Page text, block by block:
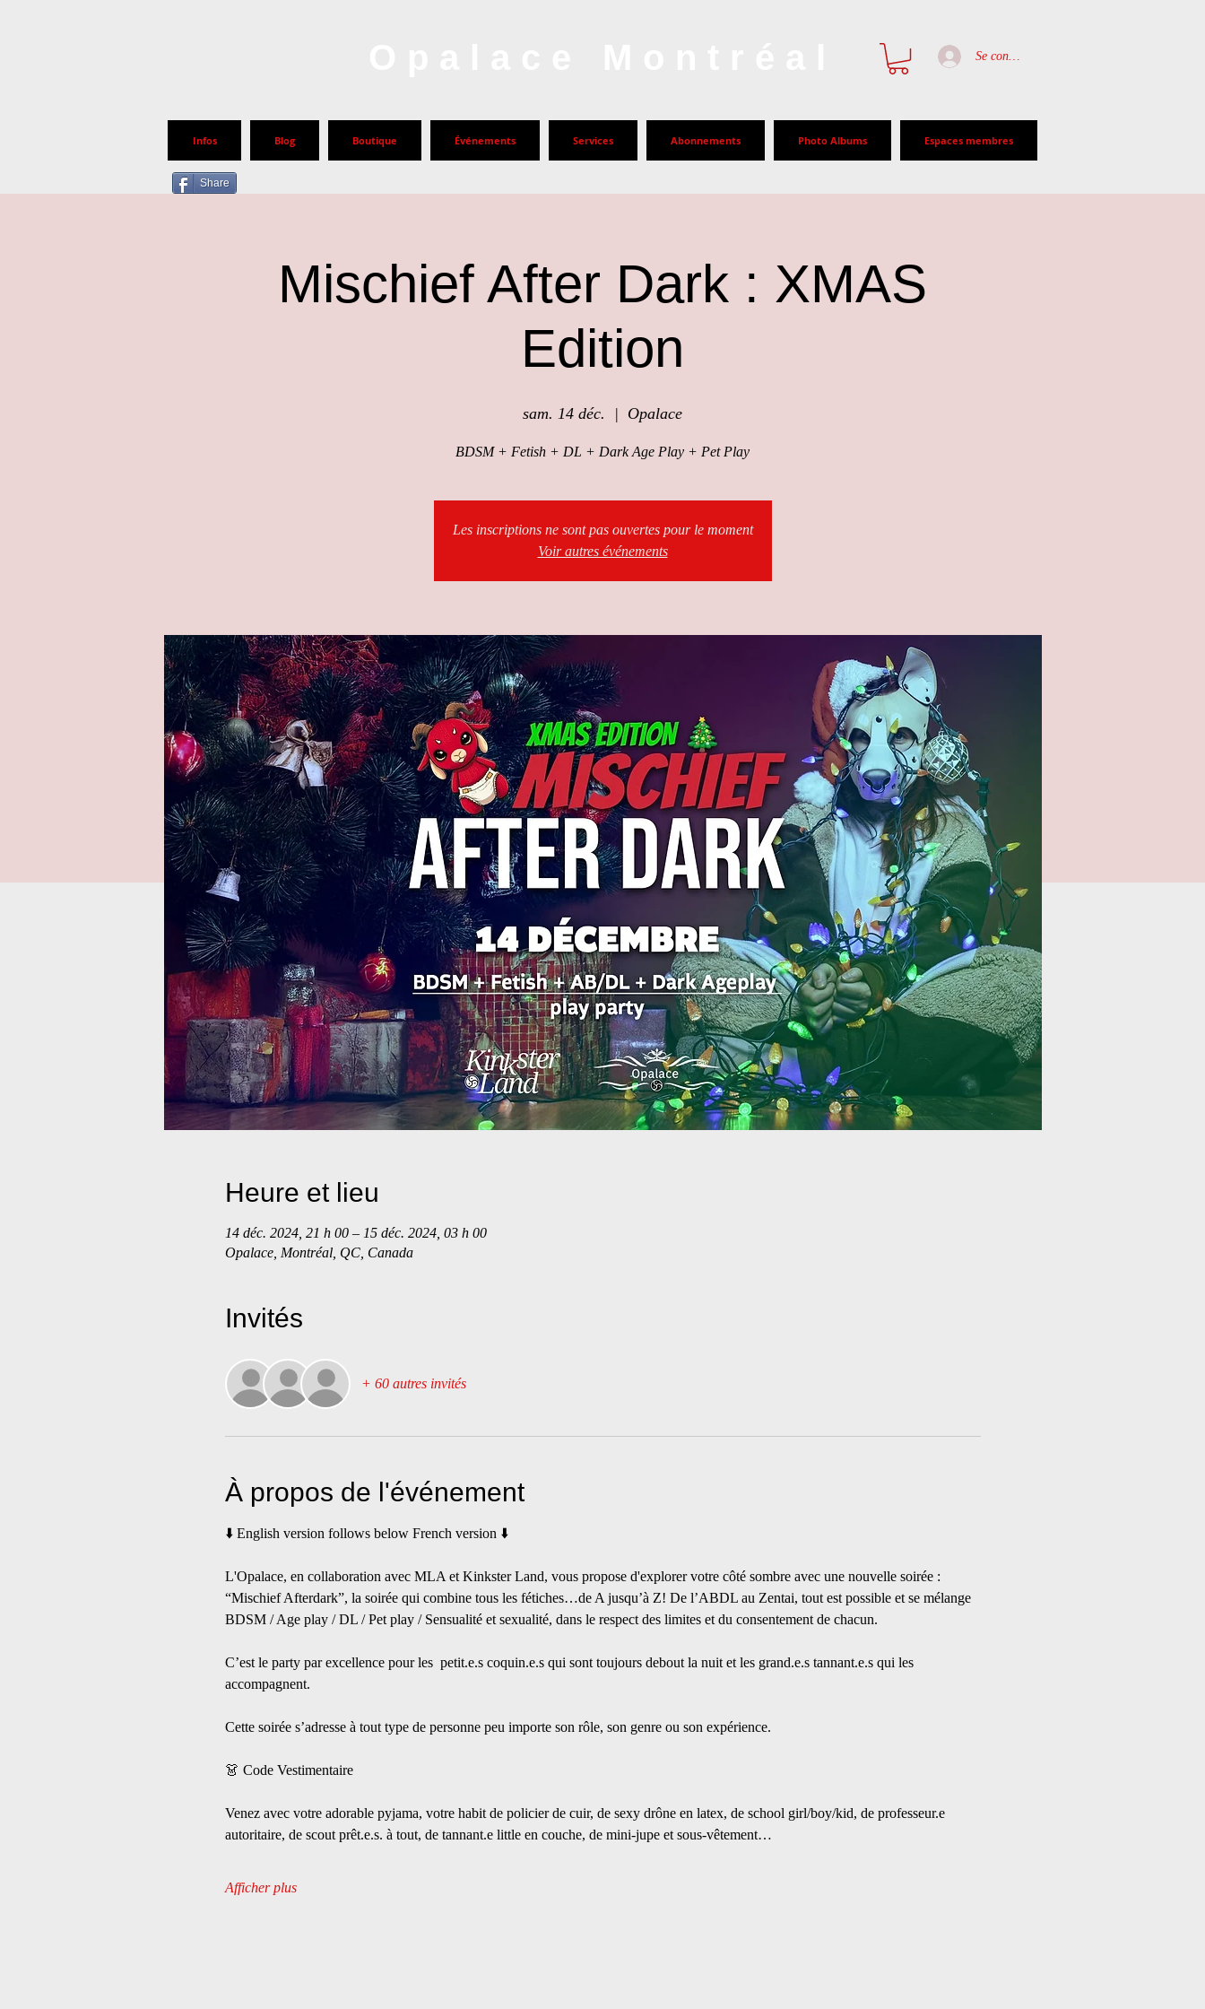
Se connecter
Infos Blog Boutique Événements Services Abonnements Photo Albums Espaces membres
Share
Mischief After Dark : XMAS
Edition
sam. 14 déc.
  |
Opalace
BDSM + Fetish + DL + Dark Age Play + Pet Play
Les inscriptions ne sont pas ouvertes pour le moment
Voir autres événements
Heure et lieu
14 déc. 2024, 21 h 00 – 15 déc. 2024, 03 h 00
Opalace, Montréal, QC, Canada
Invités
+ 60 autres invités
À propos de l'événement
⬇️ English version follows below French version ⬇️
L'Opalace, en collaboration avec MLA et Kinkster Land, vous propose d'explorer votre côté sombre avec une nouvelle soirée :
“Mischief Afterdark”, la soirée qui combine tous les fétiches…de A jusqu’à Z! De l’ABDL au Zentai, tout est possible et se mélange
BDSM / Age play / DL / Pet play / Sensualité et sexualité, dans le respect des limites et du consentement de chacun.
C’est le party par excellence pour les  petit.e.s coquin.e.s qui sont toujours debout la nuit et les grand.e.s tannant.e.s qui les
accompagnent.
Cette soirée s’adresse à tout type de personne peu importe son rôle, son genre ou son expérience.
👗 Code Vestimentaire
Venez avec votre adorable pyjama, votre habit de policier de cuir, de sexy drône en latex, de school girl/boy/kid, de professeur.e
autoritaire, de scout prêt.e.s. à tout, de tannant.e little en couche, de mini-jupe et sous-vêtement…
Afficher plus